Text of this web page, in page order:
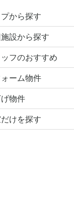
から探す
設から探す
フのおすすめ
ーム物件
物件
けを探す